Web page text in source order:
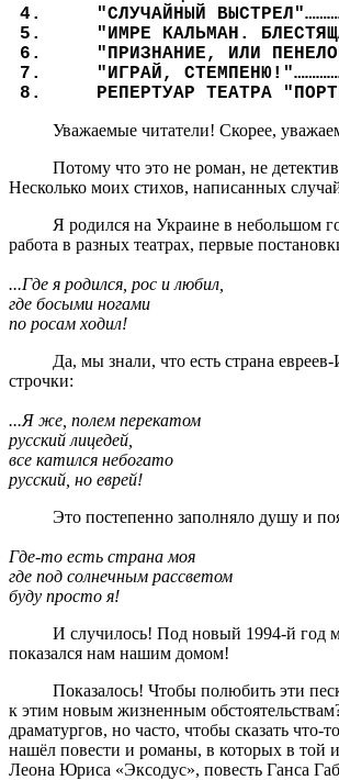
"СЛУЧАЙНЫЙ
"ИМРЕ КАЛЬМАН.
"ПРИЗНАНИЕ, ИЛИ
"ИГРАЙ,
РЕПЕРТУАР ТЕАТРА
Уважаемые читатели! Скорее,
Потому что это не роман, не
Несколько моих стихов, написанных
Я родился на Украине в небольшом
работа в разных театрах, первые
...Где я родился, рос и любил,
где босыми ногами
по росам ходил!
Да, мы знали, что есть страна
строчки:
...Я же, полем перекатом
русский лицедей,
все катился небогато
русский, но еврей!
Это постепенно заполняло душу и
Где-то есть страна моя
где под солнечным рассветом
буду просто я!
И случилось! Под новый 1994-й год
показался нам нашим домом!
Показалось! Чтобы полюбить эти
к этим новым жизненным
драматургов, но часто, чтобы сказать
нашёл повести и романы, в которых в той
Леона Юриса «Эксодус», повесть Ганса